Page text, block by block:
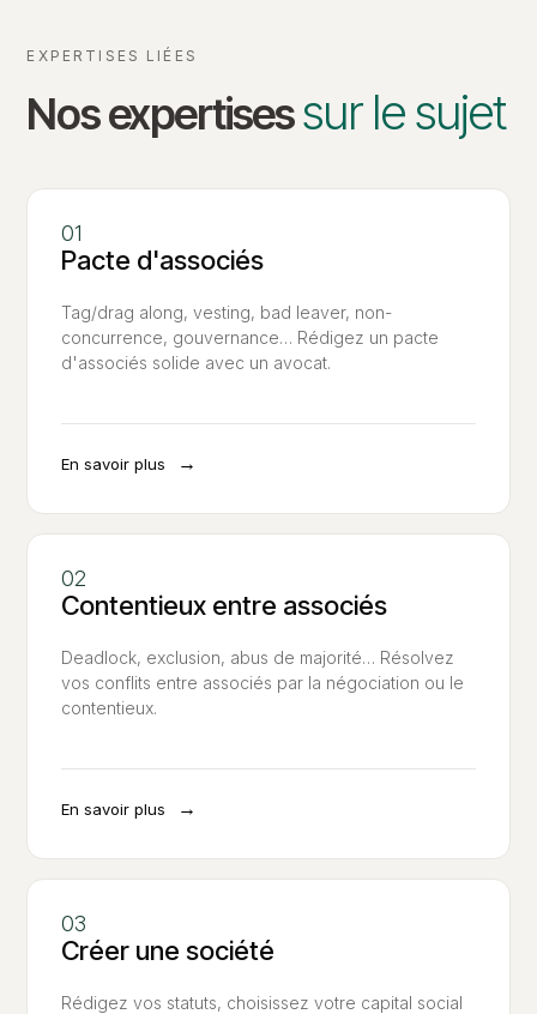
EXPERTISES LIÉES
Nos expertisessur le sujet
Pacte d'associés
Tag/drag along, vesting, bad leaver, non-
concurrence, gouvernance… Rédigez un pacte
d'associés solide avec un avocat.
En savoir plus →
Contentieux entre associés
Deadlock, exclusion, abus de majorité… Résolvez
vos conflits entre associés par la négociation ou le
contentieux.
En savoir plus →
Créer une société
Rédigez vos statuts, choisissez votre capital social